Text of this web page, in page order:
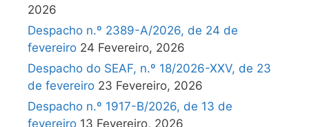
2026
Despacho n.º 2389-A/2026, de 24 de
fevereiro 24 Fevereiro, 2026
Despacho do SEAF, n.º 18/2026-XXV, de 23
de fevereiro 23 Fevereiro, 2026
Despacho n.º 1917-B/2026, de 13 de
fevereiro 13 Fevereiro, 2026